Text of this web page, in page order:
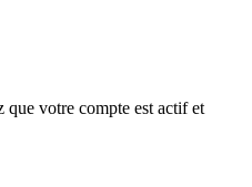
votre compte est actif et